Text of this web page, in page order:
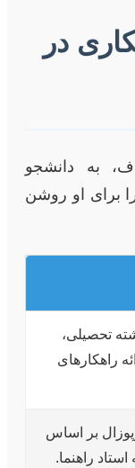
در
به دانشجو
برای او روشن
تحصیلی،
راهکارهای
بر اساس
استاد راهنما.